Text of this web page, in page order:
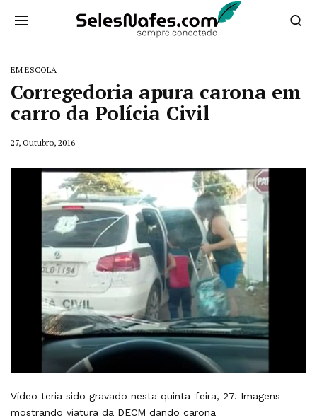
EM ESCOLA
Corregedoria apura carona em
carro da Polícia Civil
27, Outubro, 2016
Vídeo teria sido gravado nesta quinta-feira, 27. Imagens
mostrando viatura da DECM dando carona